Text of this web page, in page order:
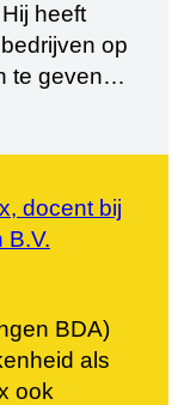
heeft
op
te geven
andere
BDA)
als
ook